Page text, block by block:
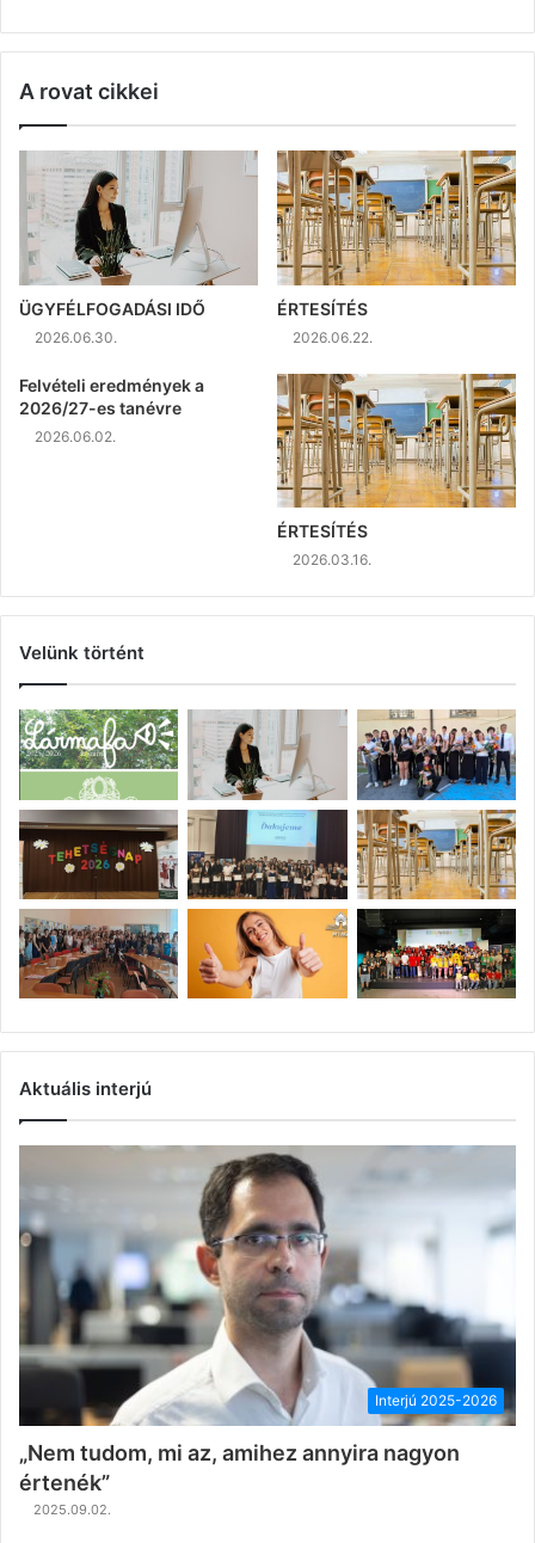
A rovat cikkei
ÜGYFÉLFOGADÁSI IDŐ
2026.06.30.
ÉRTESÍTÉS
2026.06.22.
Felvételi eredmények a
2026/27-es tanévre
2026.06.02.
ÉRTESÍTÉS
2026.03.16.
Velünk történt
Aktuális interjú
Interjú 2025-2026
„Nem tudom, mi az, amihez annyira nagyon
értenék”
2025.09.02.